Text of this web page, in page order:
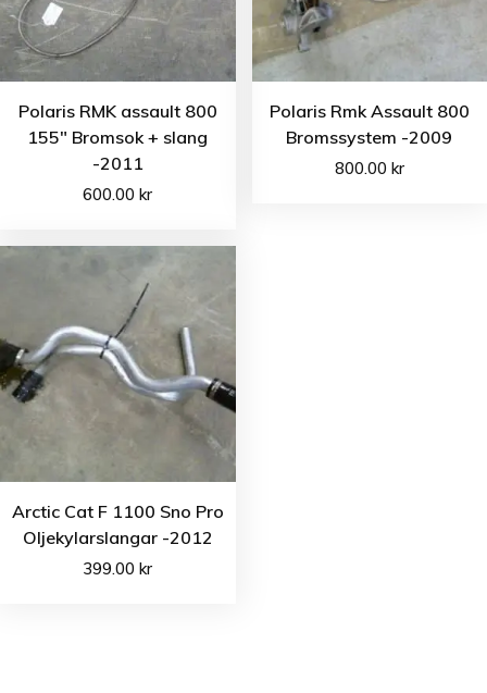
Polaris RMK assault 800
155″ Bromsok + slang
-2011
600.00kr
Polaris Rmk Assault 800
Bromssystem -2009
800.00 kr
Arctic Cat F 1100 Sno Pro
Oljekylarslangar -2012
399.00kr